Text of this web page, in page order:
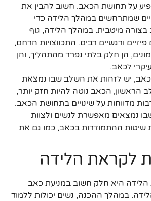
על תחושת הכאב. חשוב להבין את
שמתרחשים במהלך הלידה כדי
מיטבית. במהלך הלידה, גוף
ורגשיים רבים. התכווצויות הרחם,
הן חלק בלתי נפרד מהתהליך, והן
לכאב.
יש לזהות את השלב שבו נמצאת
הראשון, הכאב נוטה להיות חזק יותר,
מדווחות על שינויים בתחושת הכאב.
נמצאים מאפשרת לנשים ולצוות
שיטות ההתמודדות בכאב, כמו גם את
לקראת הלידה
הלידה היא חלק חשוב במניעת כאב
במהלך ההכנה, נשים יכולות ללמוד